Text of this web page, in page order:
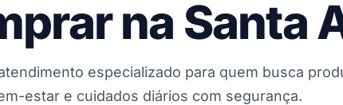
na Santa
especializado para quem busca
estar e cuidados diários com segurança.